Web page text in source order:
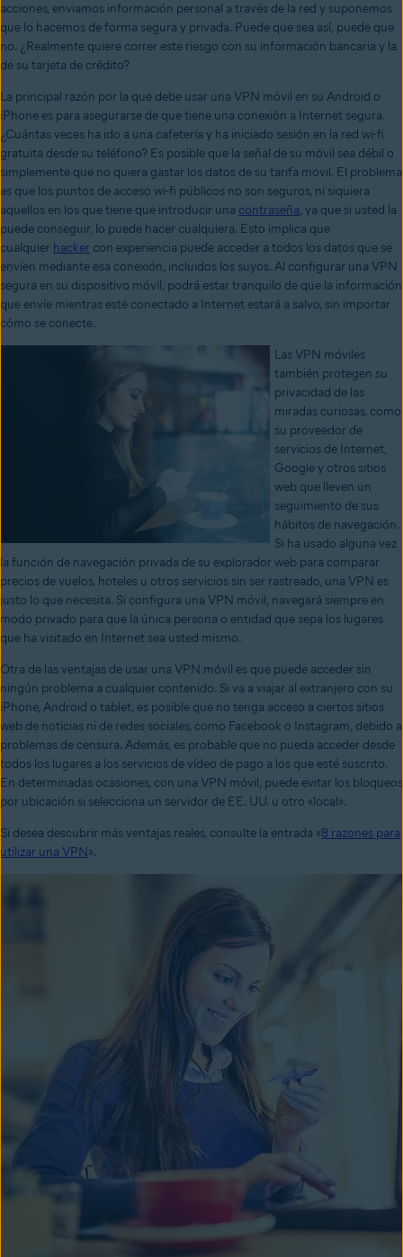
acciones, enviamos información personal a través de la red y suponemos
que lo hacemos de forma segura y privada. Puede que sea así, puede que
no. ¿Realmente quiere correr este riesgo con su información bancaria y la
de su tarjeta de crédito?
La principal razón por la que debe usar una VPN móvil en su Android o
iPhone es para asegurarse de que tiene una conexión a Internet segura.
¿Cuántas veces ha ido a una cafetería y ha iniciado sesión en la red wi-fi
gratuita desde su teléfono? Es posible que la señal de su móvil sea débil o
simplemente que no quiera gastar los datos de su tarifa móvil. El problema
es que los puntos de acceso wi-fi públicos no son seguros, ni siquiera
aquellos en los que tiene que introducir una contraseña, ya que si usted la
puede conseguir, lo puede hacer cualquiera. Esto implica que
cualquier hacker con experiencia puede acceder a todos los datos que se
envíen mediante esa conexión, incluidos los suyos. Al configurar una VPN
segura en su dispositivo móvil, podrá estar tranquilo de que la información
que envíe mientras esté conectado a Internet estará a salvo, sin importar
cómo se conecte.
Las VPN móviles
también protegen su
privacidad de las
miradas curiosas, como
su proveedor de
servicios de Internet,
Google y otros sitios
web que lleven un
seguimiento de sus
hábitos de navegación.
Si ha usado alguna vez
la función de navegación privada de su explorador web para comparar
precios de vuelos, hoteles u otros servicios sin ser rastreado, una VPN es
justo lo que necesita. Si configura una VPN móvil, navegará siempre en
modo privado para que la única persona o entidad que sepa los lugares
que ha visitado en Internet sea usted mismo.
Otra de las ventajas de usar una VPN móvil es que puede acceder sin
ningún problema a cualquier contenido. Si va a viajar al extranjero con su
iPhone, Android o tablet, es posible que no tenga acceso a ciertos sitios
web de noticias ni de redes sociales, como Facebook o Instagram, debido a
problemas de censura. Además, es probable que no pueda acceder desde
todos los lugares a los servicios de vídeo de pago a los que esté suscrito.
En determinadas ocasiones, con una VPN móvil, puede evitar los bloqueos
por ubicación si selecciona un servidor de EE. UU. u otro «local».
Si desea descubrir más ventajas reales, consulte la entrada «8 razones para
utilizar una VPN».